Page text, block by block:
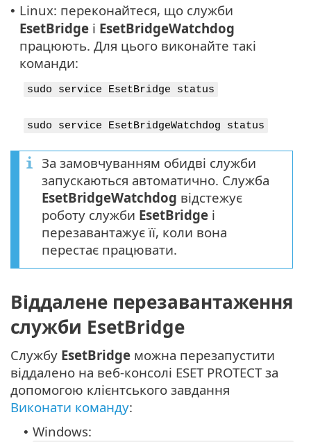
• Linux: переконайтеся, що служби
EsetBridge і EsetBridgeWatchdog
працюють. Для цього виконайте такі
команди:
sudo service EsetBridge status
sudo service EsetBridgeWatchdog status
За замовчуванням обидві служби
запускаються автоматично. Служба
EsetBridgeWatchdog відстежує
роботу служби EsetBridge і
перезавантажує її, коли вона
перестає працювати.
Віддалене перезавантаження
служби EsetBridge
Службу EsetBridge можна перезапустити
віддалено на веб-консолі ESET PROTECT за
допомогою клієнтського завдання
Виконати команду:
• Windows: